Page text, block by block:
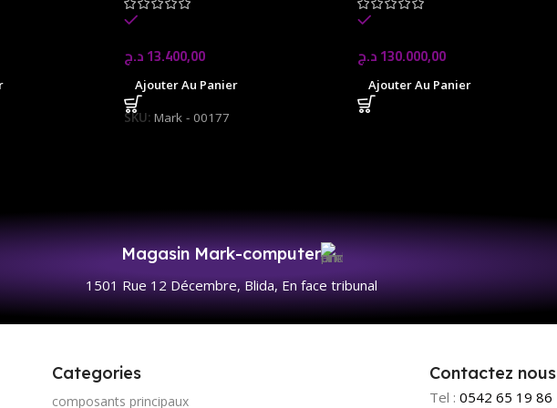
13.400,00د.ج
Ajouter Au Panier
SKU: Mark - 00177
130.000,00د.ج
Ajouter Au Panier
Magasin Mark-computer
1501 Rue 12 Décembre, Blida, En face tribunal
Categories
composants principaux
Contactez nous
Tel : 0542 65 19 86